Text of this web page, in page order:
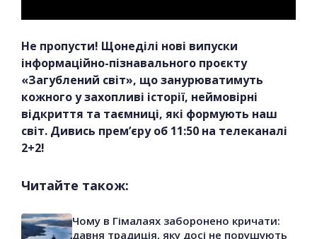
Не пропусти! Щонеділі нові випуски
інформаційно-пізнавального проєкту
«Загублений світ», що занурюватимуть
кожного у захопливі історії, неймовірні
відкриття та таємниці, які формують наш
світ. Дивись прем’єру об 11:50 на телеканалі
2+2!
Читайте також:
Чому в Гімалаях заборонено кричати:
давня традиція, яку досі не порушують